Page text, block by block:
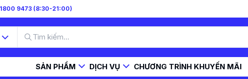
9473 (8:30-21:00)
SẢN PHẨM DỊCH VỤ CHƯƠNG TRÌNH KHUYẾN MÃI